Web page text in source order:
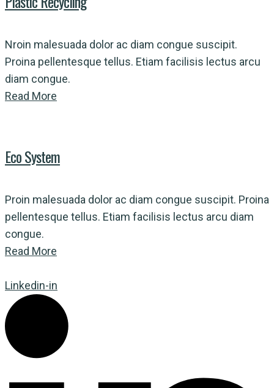
Nroin malesuada dolor ac diam congue suscipit.
Proina pellentesque tellus. Etiam facilisis lectus arcu
diam congue.
Read More
Eco System
Proin malesuada dolor ac diam congue suscipit. Proina
pellentesque tellus. Etiam facilisis lectus arcu diam
congue.
Read More
Linkedin-in